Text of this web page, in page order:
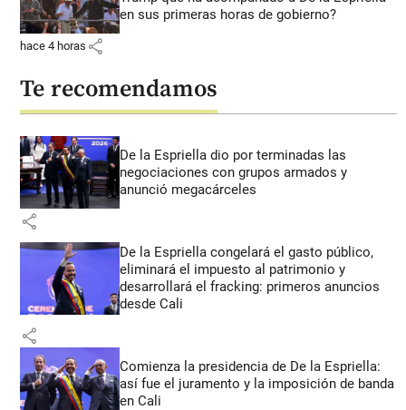
en sus primeras horas de gobierno?
hace 4 horas share
Te recomendamos
De la Espriella dio por terminadas las
negociaciones con grupos armados y
anunció megacárceles
share
De la Espriella congelará el gasto público,
eliminará el impuesto al patrimonio y
desarrollará el fracking: primeros anuncios
desde Cali
share
Comienza la presidencia de De la Espriella:
así fue el juramento y la imposición de banda
en Cali